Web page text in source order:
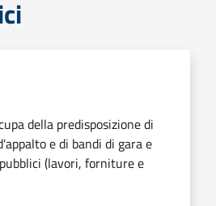
della predisposizione di
e di bandi di gara e
(lavori, forniture e